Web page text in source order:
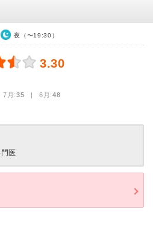
夜（〜19:30）
3.30
7月:35 | 6月:48
医